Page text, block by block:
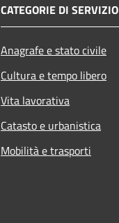
CATEGORIE DI SERVIZIO
Anagrafe e stato civile
Cultura e tempo libero
Vita lavorativa
Catasto e urbanistica
Mobilità e trasporti